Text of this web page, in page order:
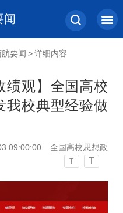
闻
航要闻 > 详细内容
绩观】全国高校
我校典型经验做
09:00:00
全国高校思想政
T T